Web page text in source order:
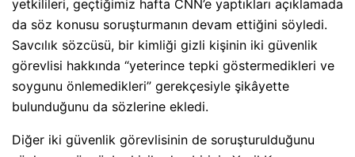
yetkilileri, geçtiğimiz hafta CNN’e yaptıkları açıklamada
da söz konusu soruşturmanın devam ettiğini söyledi.
Savcılık sözcüsü, bir kimliği gizli kişinin iki güvenlik
görevlisi hakkında “yeterince tepki göstermedikleri ve
soygunu önlemedikleri” gerekçesiyle şikâyette
bulunduğunu da sözlerine ekledi.
Diğer iki güvenlik görevlisinin de soruşturulduğunu